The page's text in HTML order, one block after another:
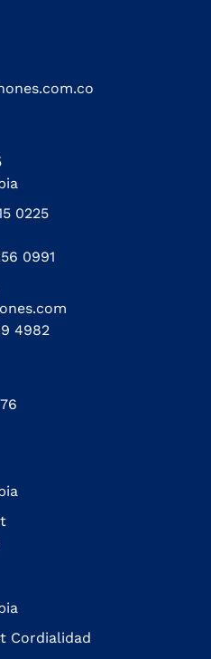
0225
0991
4982
Cordialidad